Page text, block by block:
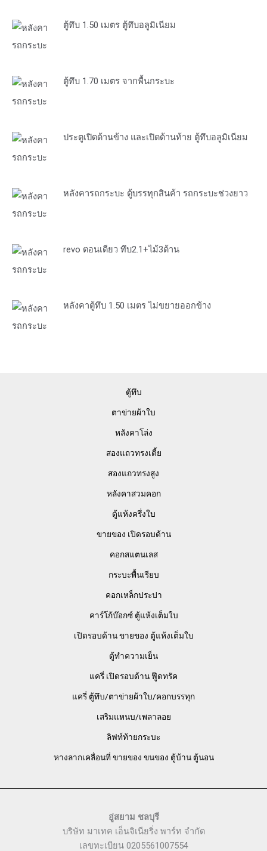
ตู้ทึบ 1.50 เมตร ตู้ทึบอลูมิเนียม
ตู้ทึบ 1.70 เมตร จากพื้นกระบะ
ประตูเปิดด้านข้าง และเปิดด้านท้าย ตู้ทึบอลูมิเนียม
หลังคารถกระบะ ตู้บรรทุกสินค้า รถกระบะช่วงยาว
revo ตอนเดียว ทึบ2.1+ไม้3ด้าน
หลังคาตู้ทึบ 1.50 เมตร ไม่ขยายออกข้าง
ตู้ทึบ
ตาข่ายผ้าใบ
หลังคาโล่ง
สองแถวทรงเตี้ย
สองแถวทรงสูง
หลังคาสวมคอก
ตู้แห้งครึ่งใบ
ขายของ เปิดรอบด้าน
คอกสแตนเลส
กระบะพื้นเรียบ
คอกเหล็กประปา
คาร์โก้บ๊อกซ์ ตู้แห้งเต็มใบ
เปิดรอบด้าน ขายของ ตู้แห้งเต็มใบ
ตู้ทำความเย็น
แครี่ เปิดรอบด้าน ฟู๊ดทรัค
แครี่ ตู้ทึบ/ตาข่ายผ้าใบ/คอกบรรทุก
เสริมแหนบ/เพลาลอย
ลิฟท์ท้ายกระบะ
หางลากเคลื่อนที่ ขายของ ขนของ ตู้บ้าน ตู้นอน
อู่สยาม ชลบุรี
บริษัท มาเทค เอ็นจิเนียริ่ง พาร์ท จำกัด
เลขทะเบียน 0205561007554